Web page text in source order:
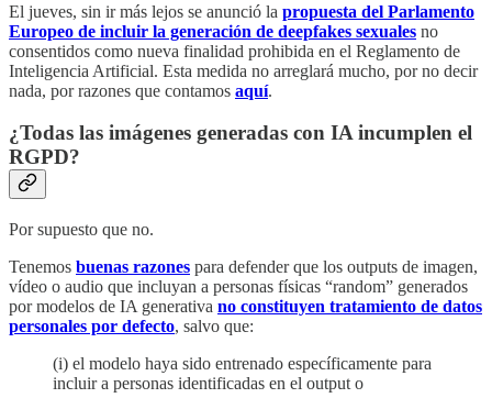
El jueves, sin ir más lejos se anunció la propuesta del Parlamento
Europeo de incluir la generación de deepfakes sexuales no
consentidos como nueva finalidad prohibida en el Reglamento de
Inteligencia Artificial. Esta medida no arreglará mucho, por no decir
nada, por razones que contamos aquí.
¿Todas las imágenes generadas con IA incumplen el
RGPD?
Por supuesto que no.
Tenemos buenas razones para defender que los outputs de imagen,
vídeo o audio que incluyan a personas físicas “random” generados
por modelos de IA generativa no constituyen tratamiento de datos
personales por defecto, salvo que:
(i) el modelo haya sido entrenado específicamente para
incluir a personas identificadas en el output o